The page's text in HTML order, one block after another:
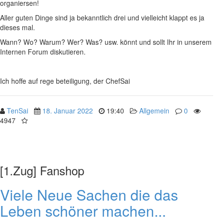
organiersen!
Aller guten Dinge sind ja bekanntlich drei und vielleicht klappt es ja
dieses mal.
Wann? Wo? Warum? Wer? Was? usw. könnt und sollt Ihr in unserem
Internen Forum diskutieren.
Ich hoffe auf rege beteiligung, der ChefSai
TenSai 18. Januar 2022 19:40 Allgemein
0
4947
[1.Zug] Fanshop
Viele Neue Sachen die das
Leben schöner machen...